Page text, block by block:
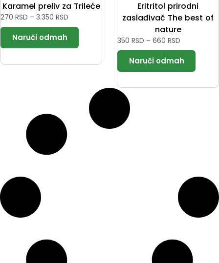
Karamel preliv za Trileće
270 RSD – 3.350 RSD
Eritritol prirodni
zaslađivač The best of
nature
350 RSD – 660 RSD